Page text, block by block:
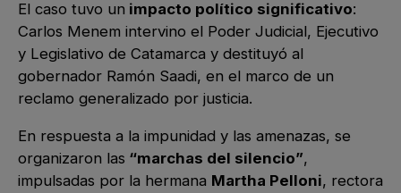
El caso tuvo un impacto político significativo:
Carlos Menem intervino el Poder Judicial, Ejecutivo
y Legislativo de Catamarca y destituyó al
gobernador Ramón Saadi, en el marco de un
reclamo generalizado por justicia.
En respuesta a la impunidad y las amenazas, se
organizaron las “marchas del silencio”,
impulsadas por la hermana Martha Pelloni, rectora